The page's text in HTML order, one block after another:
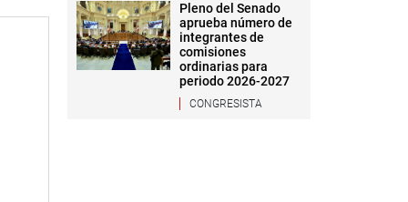
Pleno del Senado
aprueba número de
integrantes de
comisiones
ordinarias para
periodo 2026-2027
CONGRESISTA